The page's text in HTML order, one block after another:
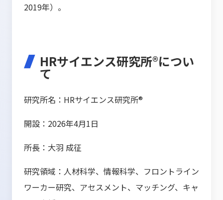
2019年）。
HRサイエンス研究所®につい
て
研究所名：HRサイエンス研究所®
開設：2026年4月1日
所長：大羽 成征
研究領域：人材科学、情報科学、フロントライン
ワーカー研究、アセスメント、マッチング、キャ